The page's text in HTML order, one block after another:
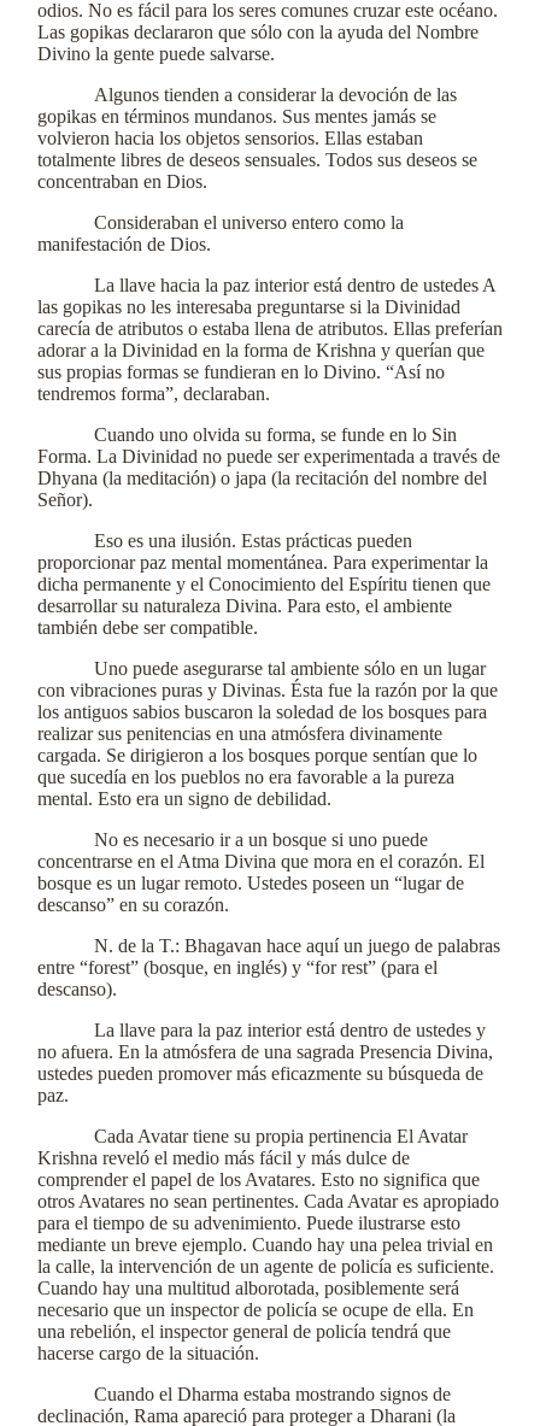
odios. No es fácil para los seres comunes cruzar este océano.
Las gopikas declararon que sólo con la ayuda del Nombre
Divino la gente puede salvarse.
Algunos tienden a considerar la devoción de las
gopikas en términos mundanos. Sus mentes jamás se
volvieron hacia los objetos sensorios. Ellas estaban
totalmente libres de deseos sensuales. Todos sus deseos se
concentraban en Dios.
Consideraban el universo entero como la
manifestación de Dios.
La llave hacia la paz interior está dentro de ustedes A
las gopikas no les interesaba preguntarse si la Divinidad
carecía de atributos o estaba llena de atributos. Ellas preferían
adorar a la Divinidad en la forma de Krishna y querían que
sus propias formas se fundieran en lo Divino. “Así no
tendremos forma”, declaraban.
Cuando uno olvida su forma, se funde en lo Sin
Forma. La Divinidad no puede ser experimentada a través de
Dhyana (la meditación) o japa (la recitación del nombre del
Señor).
Eso es una ilusión. Estas prácticas pueden
proporcionar paz mental momentánea. Para experimentar la
dicha permanente y el Conocimiento del Espíritu tienen que
desarrollar su naturaleza Divina. Para esto, el ambiente
también debe ser compatible.
Uno puede asegurarse tal ambiente sólo en un lugar
con vibraciones puras y Divinas. Ésta fue la razón por la que
los antiguos sabios buscaron la soledad de los bosques para
realizar sus penitencias en una atmósfera divinamente
cargada. Se dirigieron a los bosques porque sentían que lo
que sucedía en los pueblos no era favorable a la pureza
mental. Esto era un signo de debilidad.
No es necesario ir a un bosque si uno puede
concentrarse en el Atma Divina que mora en el corazón. El
bosque es un lugar remoto. Ustedes poseen un “lugar de
descanso” en su corazón.
N. de la T.: Bhagavan hace aquí un juego de palabras
entre “forest” (bosque, en inglés) y “for rest” (para el
descanso).
La llave para la paz interior está dentro de ustedes y
no afuera. En la atmósfera de una sagrada Presencia Divina,
ustedes pueden promover más eficazmente su búsqueda de
paz.
Cada Avatar tiene su propia pertinencia El Avatar
Krishna reveló el medio más fácil y más dulce de
comprender el papel de los Avatares. Esto no significa que
otros Avatares no sean pertinentes. Cada Avatar es apropiado
para el tiempo de su advenimiento. Puede ilustrarse esto
mediante un breve ejemplo. Cuando hay una pelea trivial en
la calle, la intervención de un agente de policía es suficiente.
Cuando hay una multitud alborotada, posiblemente será
necesario que un inspector de policía se ocupe de ella. En
una rebelión, el inspector general de policía tendrá que
hacerse cargo de la situación.
Cuando el Dharma estaba mostrando signos de
declinación, Rama apareció para proteger a Dharani (la